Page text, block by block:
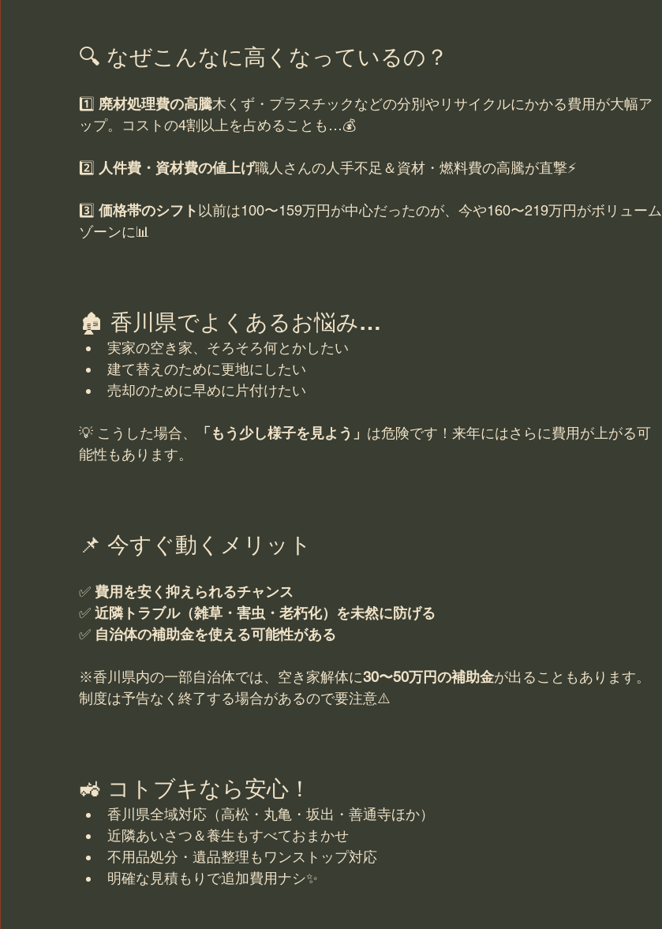
🔍 なぜこんなに高くなっているの？
1️⃣ 廃材処理費の高騰木くず・プラスチックなどの分別やリサイクルにかかる費用が大幅ア
ップ。コストの4割以上を占めることも…💰
2️⃣ 人件費・資材費の値上げ職人さんの人手不足＆資材・燃料費の高騰が直撃⚡
3️⃣ 価格帯のシフト 以前は100〜159万円が中心だったのが、今や160〜219万円がボリューム
ゾーンに📊
🏚 香川県でよくあるお悩み…
実家の空き家、そろそろ何とかしたい
建て替えのために更地にしたい
売却のために早めに片付けたい
💡 こうした場合、 「もう少し様子を見よう」 は危険です！来年にはさらに費用が上がる可
能性もあります。
📌 今すぐ動くメリット
✅ 費用を安く抑えられるチャンス
✅ 近隣トラブル（雑草・害虫・老朽化）を未然に防げる
✅ 自治体の補助金を使える可能性がある
※香川県内の一部自治体では、空き家解体に30〜50万円の補助金が出ることもあります。
制度は予告なく終了する場合があるので要注意⚠️
🚜 コトブキなら安心！
香川県全域対応（高松・丸亀・坂出・善通寺ほか）
近隣あいさつ＆養生もすべておまかせ
不用品処分・遺品整理もワンストップ対応
明確な見積もりで追加費用ナシ✨